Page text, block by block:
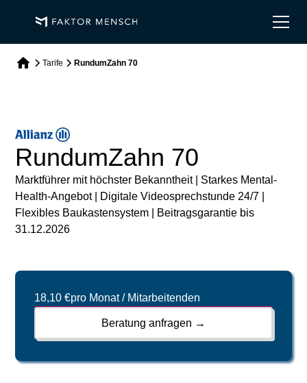
Tarife RundumZahn 70
RundumZahn 70
Marktführer mit höchster Bekanntheit | Starkes Mental-
Health-Angebot | Digitale Videosprechstunde 24/7 |
Flexibles Baukastensystem | Beitragsgarantie bis
31.12.2026
18,10 €pro Monat / Mitarbeitenden
Beratung anfragen →